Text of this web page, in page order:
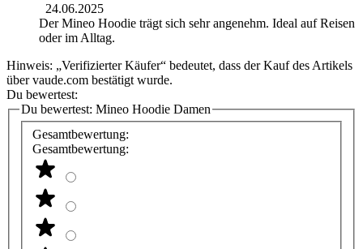
24.06.2025
Der Mineo Hoodie trägt sich sehr angenehm. Ideal auf Reisen
oder im Alltag.
Hinweis: „Verifizierter Käufer“ bedeutet, dass der Kauf des Artikels
über vaude.com bestätigt wurde.
Du bewertest:
Du bewertest: Mineo Hoodie Damen
Gesamtbewertung:
Gesamtbewertung: